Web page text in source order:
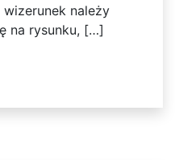
należy
na rysunku, […]